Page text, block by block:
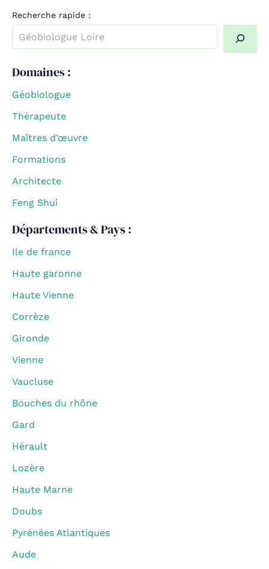
Recherche rapide :
Domaines :
Géobiologue
Thérapeute
Maîtres d’œuvre
Formations
Architecte
Feng Shui
Départements & Pays :
Ile de france
Haute garonne
Haute Vienne
Corrèze
Gironde
Vienne
Vaucluse
Bouches du rhône
Gard
Hérault
Lozère
Haute Marne
Doubs
Pyrénées Atlantiques
Aude